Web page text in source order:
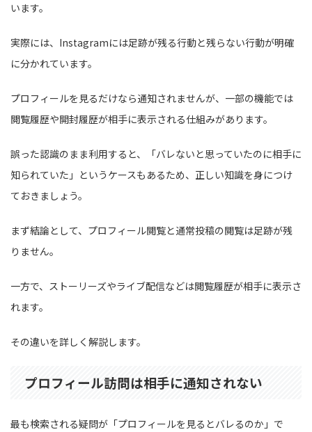
います。
実際には、Instagramには足跡が残る行動と残らない行動が明確
に分かれています。
プロフィールを見るだけなら通知されませんが、一部の機能では
閲覧履歴や開封履歴が相手に表示される仕組みがあります。
誤った認識のまま利用すると、「バレないと思っていたのに相手に
知られていた」というケースもあるため、正しい知識を身につけ
ておきましょう。
まず結論として、プロフィール閲覧と通常投稿の閲覧は足跡が残
りません。
一方で、ストーリーズやライブ配信などは閲覧履歴が相手に表示さ
れます。
その違いを詳しく解説します。
プロフィール訪問は相手に通知されない
最も検索される疑問が「プロフィールを見るとバレるのか」で